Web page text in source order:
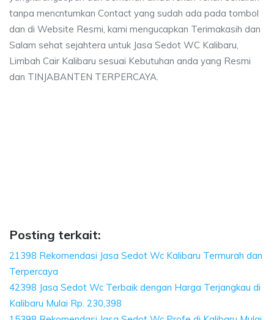
tanpa mencntumkan Contact yang sudah ada pada tombol
dan di Website Resmi, kami mengucapkan Terimakasih dan
Salam sehat sejahtera untuk Jasa Sedot WC Kalibaru,
Limbah Cair Kalibaru sesuai Kebutuhan anda yang Resmi
dan TINJABANTEN TERPERCAYA.
Posting terkait:
21398 Rekomendasi Jasa Sedot Wc Kalibaru Termurah dan
Terpercaya
42398 Jasa Sedot Wc Terbaik dengan Harga Terjangkau di
Kalibaru Mulai Rp. 230,398